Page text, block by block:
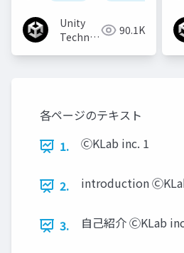
Unity
Technologies90.1K
各ページのテキスト
1.
ⒸKLab inc. 1
2. introduction
3. 自己紹介 ⒸKLab